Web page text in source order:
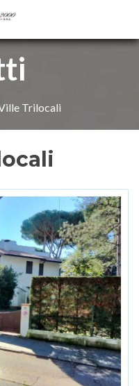
Trilocali